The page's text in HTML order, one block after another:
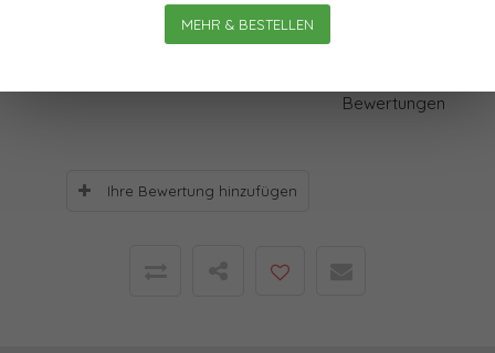
MEHR & BESTELLEN
Bewertungen
Ihre Bewertung hinzufügen